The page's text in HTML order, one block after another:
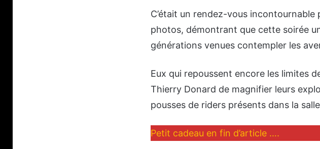
C’était un rendez-vous incontournable
photos, démontrant que cette soirée
générations venues contempler les
Eux qui repoussent encore les limites
Thierry Donard de magnifier leurs
pousses de riders présents dans la
Petit cadeau en fin d’article ….